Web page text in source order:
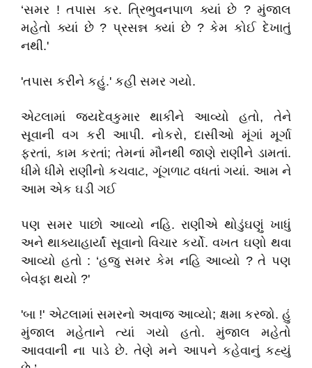
‘સમર ! તપાસ કર. ત્રિભુવનપાળ ક્યાં છે ? મુંજાલ
મહેતો ક્યાં છે ? પ્રસન્ન ક્યાં છે ? કેમ કોઈ દેખાતું
નથી.'
'તપાસ કરીને કહું.' કહી સમર ગયો.
એટલામાં જયદેવકુમાર થાકીને આવ્યો હતો, તેને
સૂવાની વગ કરી આપી. નોકરો, દાસીઓ મૂંગાં મૂર્ગા
ફરતાં, કામ કરતાં; તેમનાં મૌનથી જાણે રાણીને ડામતાં.
ધીમે ધીમે રાણીનો કચવાટ, ગૂંગળાટ વધતાં ગયાં. આમ ને
આમ એક ઘડી ગઈ
પણ સમર પાછો આવ્યો નહિ. રાણીએ થોડુંઘણું ખાધું
અને થાક્યાહાર્યાં સૂવાનો વિચાર કર્યો. વખત ઘણો થવા
આવ્યો હતો : ‘હજુ સમર કેમ નહિ આવ્યો ? તે પણ
બેવફા થયો ?'
'બા !' એટલામાં સમરનો અવાજ આવ્યો; ક્ષમા કરજો. હું
મુંજાલ મહેતાને ત્યાં ગયો હતો. મુંજાલ મહેતો
આવવાની ના પાડે છે. તેણે મને આપને કહેવાનું કહ્યું